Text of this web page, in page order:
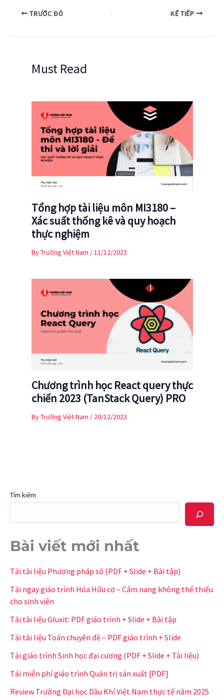
TRƯỚC ĐÓ KẾ TIẾP
Must Read
Tổng hợp tài liệu môn MI3180 –
Xác suất thống kê và quy hoạch
thực nghiệm
ByTrường Việt Nam /11/12/2023
Chương trình học React query thực
chiến 2023 (TanStack Query) PRO
ByTrường Việt Nam / 20/12/2023
Tìm kiếm
Bài viết mới nhất
Tải tài liệu Phương pháp số (PDF + Slide + Bài tập)
Tải ngay giáo trình Hóa Hữu cơ – Cẩm nang không thể thiếu
cho sinh viên
Tải tài liệu Gluxit: PDF giáo trình + Slide + Bài tập
Tải tài liệu Toán chuyên đề – PDF giáo trình + Slide
Tải giáo trình Sinh học đại cương (PDF + Slide + Tài liệu)
Tải miễn phí giáo trình Quản trị sản xuất [PDF]
Review Trường Đại học Dầu Khí Việt Nam thực tế năm 2025